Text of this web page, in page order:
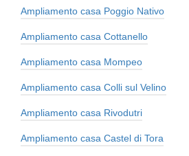
Ampliamento casa Poggio Nativo
Ampliamento casa Cottanello
Ampliamento casa Mompeo
Ampliamento casa Colli sul Velino
Ampliamento casa Rivodutri
Ampliamento casa Castel di Tora